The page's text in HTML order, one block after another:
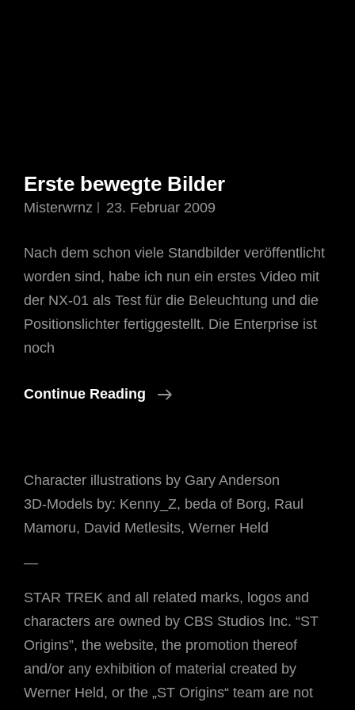
Erste bewegte Bilder
Misterwrnz 23. Februar 2009
Nach dem schon viele Standbilder veröffentlicht
worden sind, habe ich nun ein erstes Video mit
der NX-01 als Test für die Beleuchtung und die
Positionslichter fertiggestellt. Die Enterprise ist
noch
Continue Reading
Erste
Character illustrations by Gary Anderson
3D-Models by: Kenny_Z, beda of Borg, Raul
Mamoru, David Metlesits, Werner Held
—
STAR TREK and all related marks, logos and
characters are owned by CBS Studios Inc. “ST
Origins”, the website, the promotion thereof
and/or any exhibition of material created by
Werner Held, or the „ST Origins“ team are not